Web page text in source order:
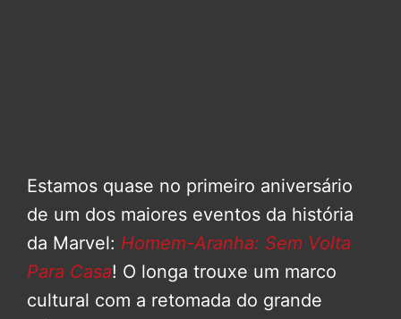
Estamos quase no primeiro aniversário
de um dos maiores eventos da história
da Marvel: Homem-Aranha: Sem Volta
Para Casa! O longa trouxe um marco
cultural com a retomada do grande